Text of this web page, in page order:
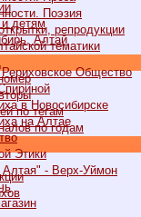
детям
Алтай
Общество
в Новосибирске
на Алтае
Этики
- Верх-Уймон
Поэзия
репродукции
тематики
по тегам
по годам